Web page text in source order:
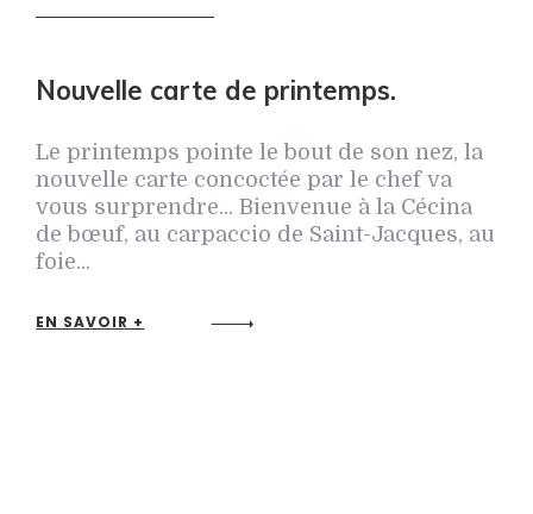
Nouvelle carte de printemps.
Le printemps pointe le bout de son nez, la
nouvelle carte concoctée par le chef va
vous surprendre... Bienvenue à la Cécina
de bœuf, au carpaccio de Saint-Jacques, au
foie...
EN SAVOIR +